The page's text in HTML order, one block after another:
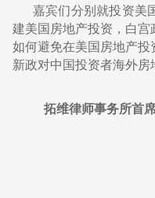
嘉宾们分别就投资美
建美国房地产投资，白宫
如何避免在美国房地产
新政对中国投资者海外房
拓维律师事务所首